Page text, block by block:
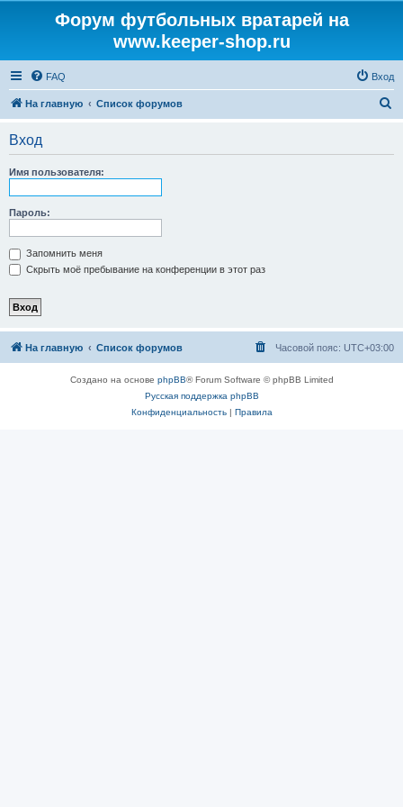
Форум футбольных вратарей на
www.keeper-shop.ru
FAQ Вход
На главную Список форумов
Вход
Имя пользователя:
Пароль:
Запомнить меня
Скрыть моё пребывание на конференции в этот раз
На главную Список форумов Часовой пояс: UTC+03:00
Создано на основе phpBB® Forum Software © phpBB Limited
Русская поддержка phpBB
Конфиденциальность| Правила